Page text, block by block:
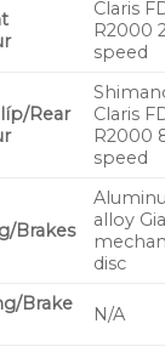
Claris
R2000
speed
Rear
Claris
R2000
speed
Brakes
alloy
disc
Brake
N/A